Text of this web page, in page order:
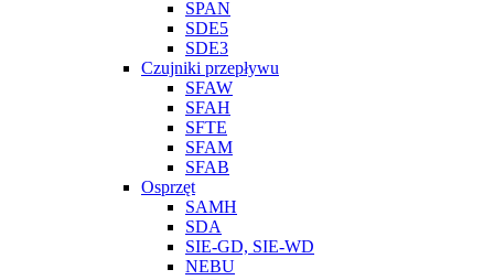
SPAN
SDE5
SDE3
Czujniki przepływu
SFAW
SFAH
SFTE
SFAM
SFAB
Osprzęt
SAMH
SDA
SIE-GD, SIE-WD
NEBU